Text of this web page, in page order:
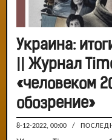
Украина:
|| Журнал
«человеком
обозрение»
8-12-2022, 00:00 /